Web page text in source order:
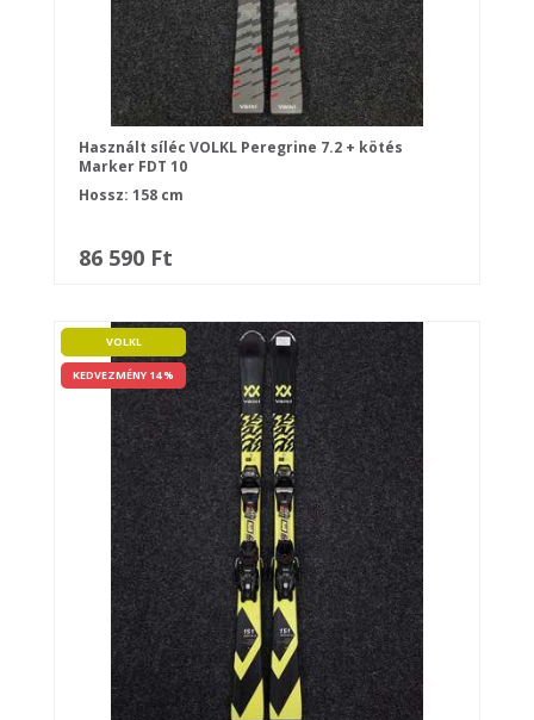
Használt síléc VOLKL Peregrine 7.2 + kötés
Marker FDT 10
Hossz: 158 cm
86 590 Ft
VOLKL
KEDVEZMÉNY 14 %